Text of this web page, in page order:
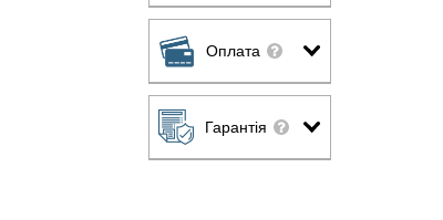
Оплата
Гарантія